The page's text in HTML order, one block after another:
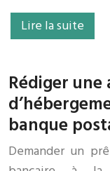
Lire la suite
Rédiger
banque
Demander un